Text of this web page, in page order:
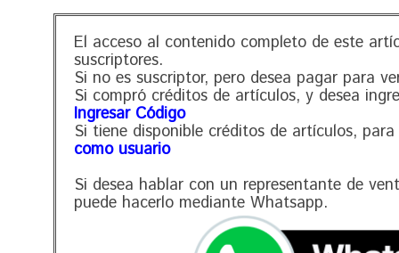
El acceso al contenido completo de este
suscriptores.
Si no es suscriptor, pero desea pagar para
Si compró créditos de artículos, y desea
Ingresar Código
Si tiene disponible créditos de artículos,
como usuario
Si desea hablar con un representante de
puede hacerlo mediante Whatsapp.